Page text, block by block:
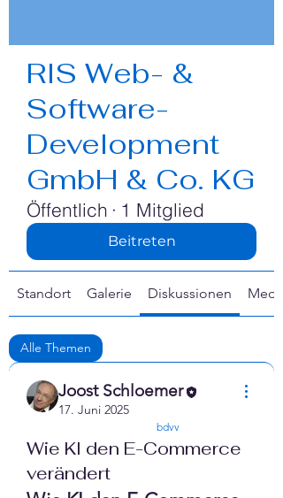
RIS Web- &
Software-
Development
GmbH & Co. KG
Öffentlich · 1 Mitglied
Beitreten
Standort Galerie Diskussionen
Alle Themen
Joost Schloemer
17. Juni 2025
bdvv
Wie KI den E-Commerce
verändert